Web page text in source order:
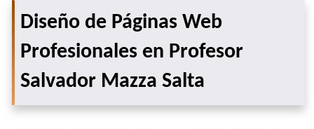
Diseño de Páginas Web
Profesionales en Profesor
Salvador Mazza Salta